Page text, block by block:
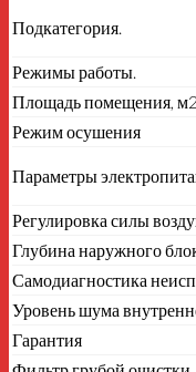
Подкатегория.
Режимы работы.
Площадь помещения, м2
Режим осушения
Параметры
Регулировка силы
Глубина наружного
Самодиагностика
Уровень шума
Гарантия